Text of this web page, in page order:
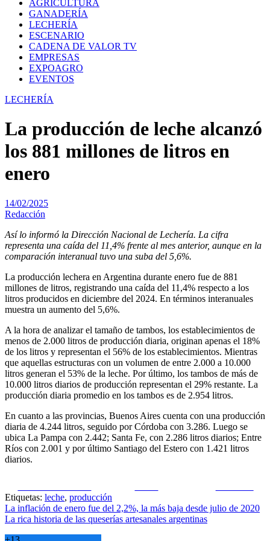
AGRICULTURA
GANADERÍA
LECHERÍA
ESCENARIO
CADENA DE VALOR TV
EMPRESAS
EXPOAGRO
EVENTOS
LECHERÍA
La producción de leche alcanzó
los 881 millones de litros en
enero
14/02/2025
Redacción
Así lo informó la Dirección Nacional de Lechería. La cifra
representa una caída del 11,4% frente al mes anterior, aunque en la
comparación interanual tuvo una suba del 5,6%.
La producción lechera en Argentina durante enero fue de 881
millones de litros, registrando una caída del 11,4% respecto a los
litros producidos en diciembre del 2024. En términos interanuales
muestra un aumento del 5,6%.
A la hora de analizar el tamaño de tambos, los establecimientos de
menos de 2.000 litros de producción diaria, originan apenas el 18%
de los litros y representan el 56% de los establecimientos. Mientras
que aquellas estructuras con un volumen de entre 2.000 a 10.000
litros generan el 53% de la leche. Por último, los tambos de más de
10.000 litros diarios de producción representan el 29% restante. La
producción diaria promedio en los tambos es de 2.954 litros.
En cuanto a las provincias, Buenos Aires cuenta con una producción
diaria de 4.244 litros, seguido por Córdoba con 3.286. Luego se
ubica La Pampa con 2.442; Santa Fe, con 2.286 litros diarios; Entre
Ríos con 2.001 y por último Santiago del Estero con 1.421 litros
diarios.
Etiquetas: leche, producción
Navegación
de
La inflación de enero fue del 2,2%, la más baja desde julio de 2020
La rica historia de las queserías artesanales argentinas